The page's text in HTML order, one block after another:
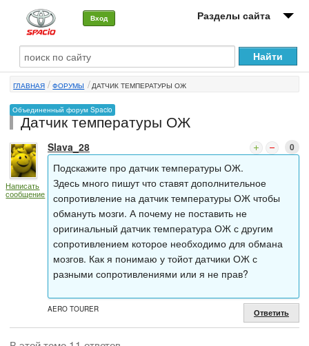
Вход Разделы сайта
О машине
Автоклуб
Форумы
Сервисы и услуги
Новости
ГЛАВНАЯ ФОРУМЫ ДАТЧИК ТЕМПЕРАТУРЫ ОЖ
Объединенный форум Spacio
Датчик температуры ОЖ
Написать
сообщение
Slava_28 0
Подскажите про датчик температуры ОЖ.
Здесь много пишут что ставят дополнительное
сопротивление на датчик температуры ОЖ чтобы
обмануть мозги. А почему не поставить не
оригинальный датчик температура ОЖ с другим
сопротивлением которое необходимо для обмана
мозгов. Как я понимаю у тойот датчики ОЖ с
разными сопротивлениями или я не прав?
AERO TOURER Ответить